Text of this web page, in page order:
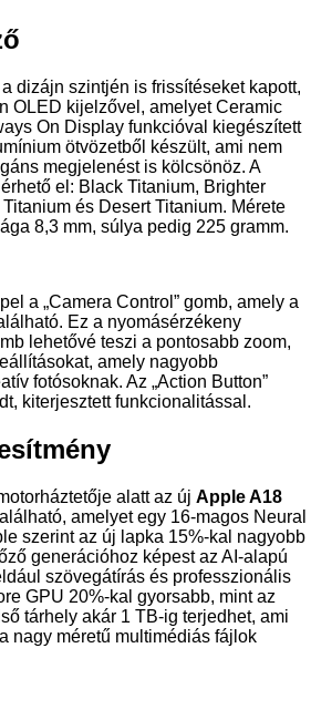
a dizájn szintjén is frissítéseket kapott,
OLED kijelzővel, amelyet Ceramic
On Display funkcióval kiegészített
ötvözetből készült, ami nem
megjelenést is kölcsönöz. A
el: Black Titanium, Brighter
és Desert Titanium. Mérete
8,3 mm, súlya pedig 225 gramm.
a „Camera Control” gomb, amely a
Ez a nyomásérzékeny
lehetővé teszi a pontosabb zoom,
amely nagyobb
fotósoknak. Az „Action Button”
kiterjesztett funkcionalitással.
alatt az új Apple A18
amelyet egy 16-magos Neural
szerint az új lapka 15%-kal nagyobb
generációhoz képest az AI-alapú
szövegátírás és professzionális
GPU 20%-kal gyorsabb, mint az
tárhely akár 1 TB-ig terjedhet, ami
nagy méretű multimédiás fájlok